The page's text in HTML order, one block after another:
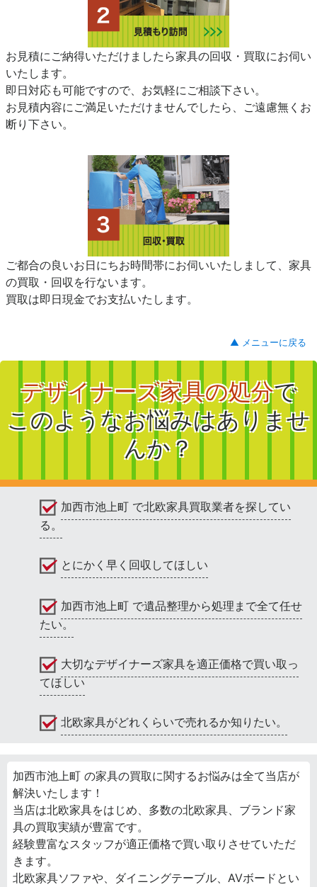
お見積にご納得いただけましたら家具の回収・買取にお伺い
いたします。
即日対応も可能ですので、お気軽にご相談下さい。
お見積内容にご満足いただけませんでしたら、ご遠慮無くお
断り下さい。
ご都合の良いお日にちお時間帯にお伺いいたしまして、家具
の買取・回収を行ないます。
買取は即日現金でお支払いたします。
▲ メニューに戻る
デザイナーズ家具の処分で
このようなお悩みはありませ
んか？
加西市池上町 で北欧家具買取業者を探してい
る。
とにかく早く回収してほしい
加西市池上町 で遺品整理から処理まで全て任せ
たい。
大切なデザイナーズ家具を適正価格で買い取っ
てほしい
北欧家具がどれくらいで売れるか知りたい。
加西市池上町 の家具の買取に関するお悩みは全て当店が
解決いたします！
当店は北欧家具をはじめ、多数の北欧家具、ブランド家
具の買取実績が豊富です。
経験豊富なスタッフが適正価格で買い取りさせていただ
きます。
北欧家具ソファや、ダイニングテーブル、AVボードとい